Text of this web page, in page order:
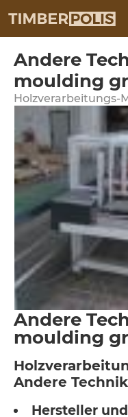
Andere
moulding
Holzverarbeitungs-
Andere
moulding
Andere Technik
Hersteller